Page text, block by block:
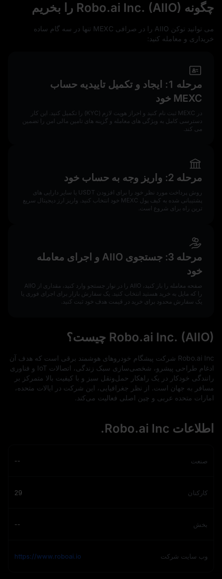
چگونه Robo.ai Inc. (AIIO) را بخریم
می‌ توانید توکن AIIO را در صرافی MEXC تنها در سه گام ساده
خریداری و معامله کنید:
مرحله 1: ایجاد و تکمیل تاییدیه حساب
MEXC خود
در MEXC ثبت‌ نام کنید و احراز هویت لازم (KYC) را تکمیل کنید. این کار
دسترسی کامل به ویژگی‌ های معامله و گزینه‌ های تامین مالی امن را تضمین
می‌ کند.
مرحله 2: واریز وجه به حساب خود
روش پرداخت مورد نظر خود را برای افزودن USDT یا سایر دارایی‌ های
پشتیبانی شده به کیف پول MEXC خود انتخاب کنید. واریز ارز دیجیتال سریع‌
ترین راه برای شروع است.
مرحله 3: جستجوی AIIO و اجرای معامله
خود
صفحه معامله را باز کنید، AIIO را در نوار جستجو وارد کنید، مقداری از AIIO
را که مایل به خرید هستید انتخاب کنید. یک سفارش بازار برای اجرای فوری یا
یک سفارش محدود برای خرید در قیمت هدف خود ثبت کنید.
Robo.ai Inc. (AIIO) چیست؟
Robo.ai Inc شرکت پیشگام خودروهای هوشمند برقی است که هدف آن
ادغام طراحی پیشرو، شخصی‌سازی سبک زندگی، اتصالات IoT و فناوری
رانندگی خودکار در یک راهکار حمل‌ونقل سبز و با کیفیت بالا متمرکز بر
مسافر به جهان است. از نظر جغرافیایی، این شرکت در ایالات متحده،
امارات متحده عربی و چین اصلی فعالیت می‌کند.
اطلاعات Robo.ai Inc.
صنعت --
کارکنان 29
بخش --
وب‌ سایت شرکت https://www.roboai.io